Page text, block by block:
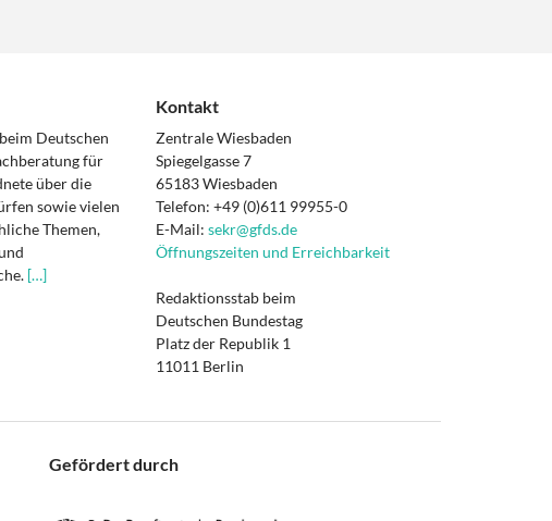
Deutschen
für
über die
sowie vielen
Themen,
[…]
Kontakt
Zentrale Wiesbaden
Spiegelgasse 7
65183 Wiesbaden
Telefon: +49 (0)611 99955-0
E-Mail: sekr@gfds.de
Öffnungszeiten und Erreichbarkeit
Redaktionsstab beim
Deutschen Bundestag
Platz der Republik 1
11011 Berlin
Gefördert durch